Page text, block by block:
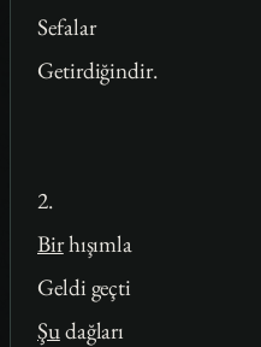
Sefalar
Getirdiğindir.
2.
Birhışımla
Geldi geçti
Şudağları